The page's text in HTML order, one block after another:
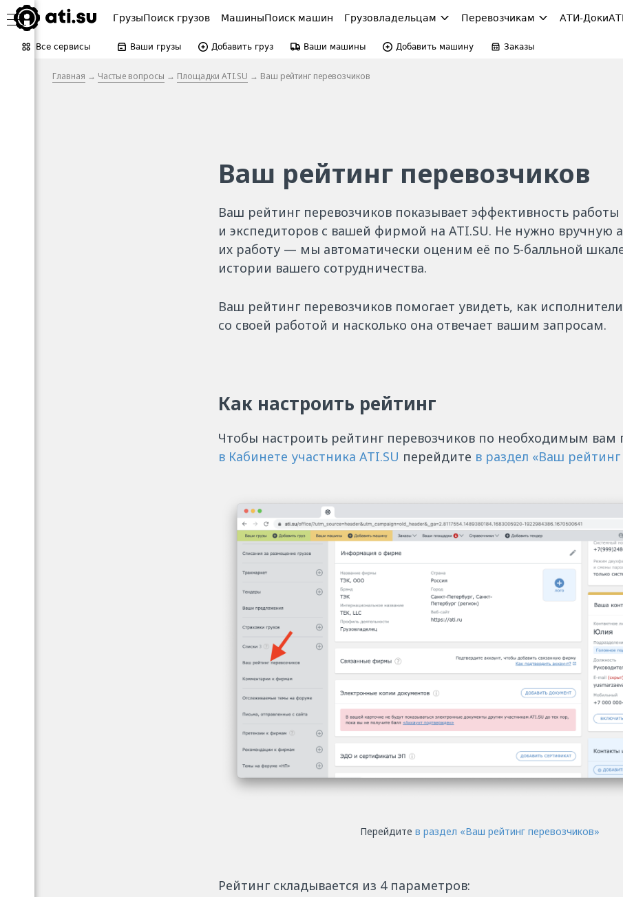
ГрузыПоиск грузов МашиныПоиск машин Грузовладельцам Перевозчикам АТИ-Доки
Все сервисы Ваши грузы Добавить груз Ваши машины Добавить машину Заказы
Главная → Частые вопросы → Площадки ATI.SU → Ваш рейтинг перевозчиков
Ваш рейтинг перевозчиков
Ваш рейтинг перевозчиков показывает эффективность работы
и экспедиторов с вашей фирмой на ATI.SU. Не нужно вручную
их работу — мы автоматически оценим её по 5-балльной
истории вашего сотрудничества.
Ваш рейтинг перевозчиков помогает увидеть, как
со своей работой и насколько она отвечает вашим запросам.
Как настроить рейтинг
Чтобы настроить рейтинг перевозчиков по необходимым вам
в Кабинете участника ATI.SU перейдите в раздел «Ваш
Перейдите в раздел «Ваш рейтинг перевозчиков»
Рейтинг складывается из 4 параметров: